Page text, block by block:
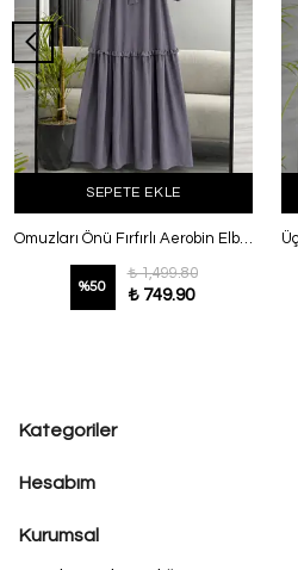
SEPETE EKLE
Omuzları Önü Fırfırlı Aerobin Elbise Gri
%50
₺ 1,499.80
₺ 749.90
Kategoriler
Hesabım
Kurumsal